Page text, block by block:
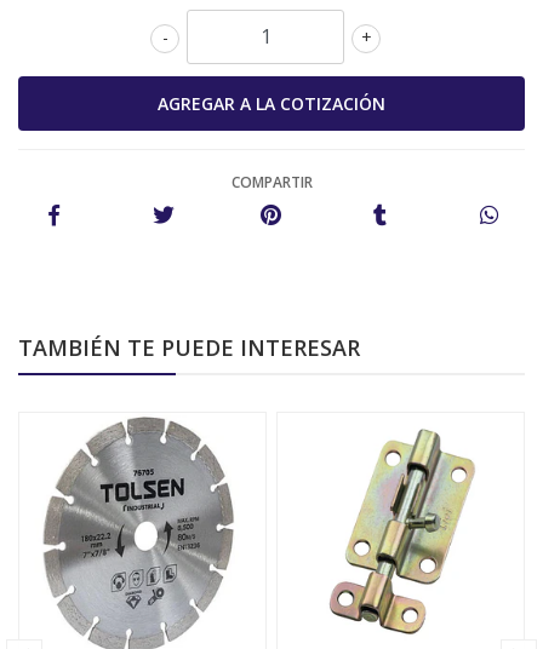
+
-
COMPARTIR
TAMBIÉN TE PUEDE INTERESAR